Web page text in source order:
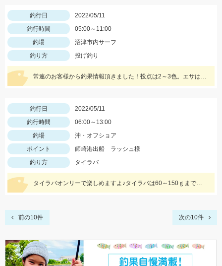
釣行日
2022/05/11
釣行時間
05:00～11:00
釣場
沼津市内サーフ
釣り方
投げ釣り
常連のお客様から釣果情報頂きました！投点は2～3色。エサは赤イソメを使用。
釣行日
2022/05/11
釣行時間
06:00～13:00
釣場
沖・オフショア
ポイント
師崎港出船 ラッシュ様
釣り方
タイラバ
タイラバオンリーで楽しめますよ♪タイラバは60～150ｇまで幅広くお持ちください！ タイラバはタングステン製のものが船長もおすすめしていました♪
前の10件 次の10件